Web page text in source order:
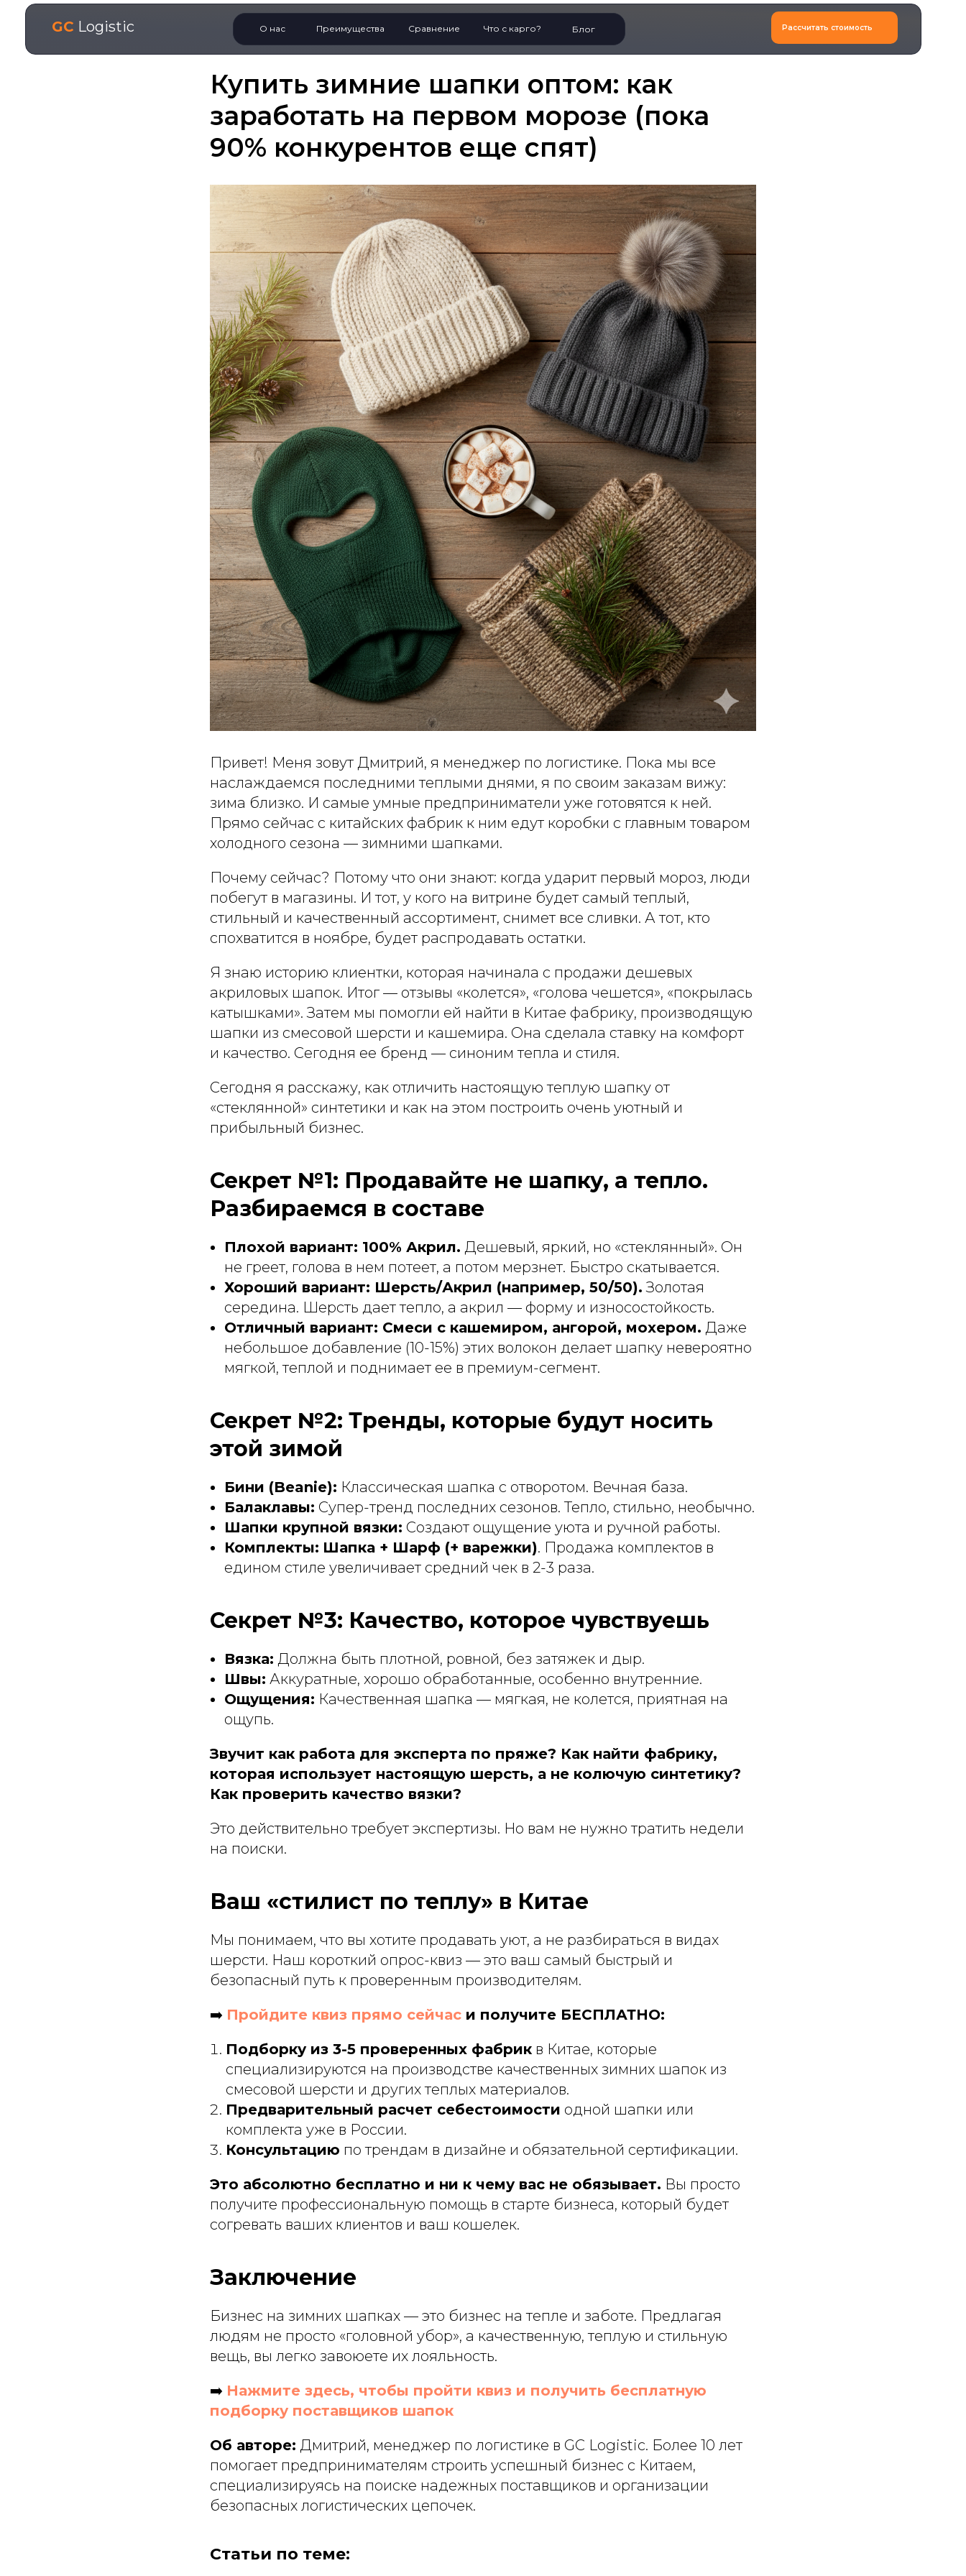
GC Logistic Рассчитать стоимость
О нас Преимущества Сравнение Что с карго? Блог
Купить зимние шапки оптом: как
заработать на первом морозе (пока
90% конкурентов еще спят)
Привет! Меня зовут Дмитрий, я менеджер по логистике. Пока мы все
наслаждаемся последними теплыми днями, я по своим заказам вижу:
зима близко. И самые умные предприниматели уже готовятся к ней.
Прямо сейчас с китайских фабрик к ним едут коробки с главным товаром
холодного сезона — зимними шапками.
Почему сейчас? Потому что они знают: когда ударит первый мороз, люди
побегут в магазины. И тот, у кого на витрине будет самый теплый,
стильный и качественный ассортимент, снимет все сливки. А тот, кто
спохватится в ноябре, будет распродавать остатки.
Я знаю историю клиентки, которая начинала с продажи дешевых
акриловых шапок. Итог — отзывы «колется», «голова чешется», «покрылась
катышками». Затем мы помогли ей найти в Китае фабрику, производящую
шапки из смесовой шерсти и кашемира. Она сделала ставку на комфорт
и качество. Сегодня ее бренд — синоним тепла и стиля.
Сегодня я расскажу, как отличить настоящую теплую шапку от
«стеклянной» синтетики и как на этом построить очень уютный и
прибыльный бизнес.
Секрет №1: Продавайте не шапку, а тепло.
Разбираемся в составе
Плохой вариант: 100% Акрил. Дешевый, яркий, но «стеклянный». Он
не греет, голова в нем потеет, а потом мерзнет. Быстро скатывается.
Хороший вариант: Шерсть/Акрил (например, 50/50). Золотая
середина. Шерсть дает тепло, а акрил — форму и износостойкость.
Отличный вариант: Смеси с кашемиром, ангорой, мохером. Даже
небольшое добавление (10-15%) этих волокон делает шапку невероятно
мягкой, теплой и поднимает ее в премиум-сегмент.
Секрет №2: Тренды, которые будут носить
этой зимой
Бини (Beanie): Классическая шапка с отворотом. Вечная база.
Балаклавы: Супер-тренд последних сезонов. Тепло, стильно, необычно.
Шапки крупной вязки: Создают ощущение уюта и ручной работы.
Комплекты: Шапка + Шарф (+ варежки). Продажа комплектов в
едином стиле увеличивает средний чек в 2-3 раза.
Секрет №3: Качество, которое чувствуешь
Вязка: Должна быть плотной, ровной, без затяжек и дыр.
Швы: Аккуратные, хорошо обработанные, особенно внутренние.
Ощущения: Качественная шапка — мягкая, не колется, приятная на
ощупь.
Звучит как работа для эксперта по пряже? Как найти фабрику,
которая использует настоящую шерсть, а не колючую синтетику?
Как проверить качество вязки?
Это действительно требует экспертизы. Но вам не нужно тратить недели
на поиски.
Ваш «стилист по теплу» в Китае
Мы понимаем, что вы хотите продавать уют, а не разбираться в видах
шерсти. Наш короткий опрос-квиз — это ваш самый быстрый и
безопасный путь к проверенным производителям.
➡️ Пройдите квиз прямо сейчас и получите БЕСПЛАТНО:
Подборку из 3-5 проверенных фабрик в Китае, которые
специализируются на производстве качественных зимних шапок из
смесовой шерсти и других теплых материалов.
Предварительный расчет себестоимости одной шапки или
комплекта уже в России.
Консультацию по трендам в дизайне и обязательной сертификации.
Это абсолютно бесплатно и ни к чему вас не обязывает. Вы просто
получите профессиональную помощь в старте бизнеса, который будет
согревать ваших клиентов и ваш кошелек.
Заключение
Бизнес на зимних шапках — это бизнес на тепле и заботе. Предлагая
людям не просто «головной убор», а качественную, теплую и стильную
вещь, вы легко завоюете их лояльность.
➡️ Нажмите здесь, чтобы пройти квиз и получить бесплатную
подборку поставщиков шапок
Об авторе: Дмитрий, менеджер по логистике в GC Logistic. Более 10 лет
помогает предпринимателям строить успешный бизнес с Китаем,
специализируясь на поиске надежных поставщиков и организации
безопасных логистических цепочек.
Статьи по теме: